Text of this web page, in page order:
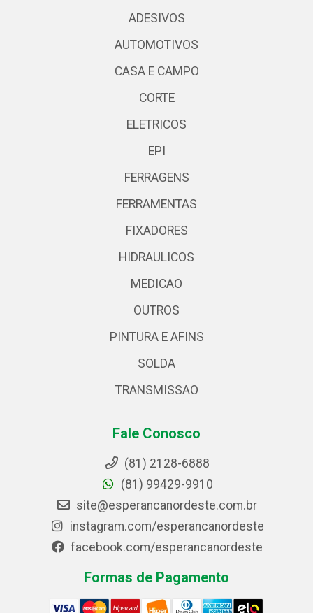
ADESIVOS
AUTOMOTIVOS
CASA E CAMPO
CORTE
ELETRICOS
EPI
FERRAGENS
FERRAMENTAS
FIXADORES
HIDRAULICOS
MEDICAO
OUTROS
PINTURA E AFINS
SOLDA
TRANSMISSAO
Fale Conosco
(81) 2128-6888
(81) 99429-9910
site@esperancanordeste.com.br
instagram.com/esperancanordeste
facebook.com/esperancanordeste
Formas de Pagamento